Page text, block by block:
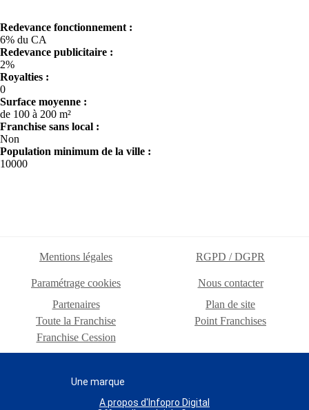
Redevance fonctionnement :
6% du CA
Redevance publicitaire :
2%
Royalties :
0
Surface moyenne :
de 100 à 200 m²
Franchise sans local :
Non
Population minimum de la ville :
10000
Mentions légales RGPD / DGPR
Paramétrage cookies
Nous contacter
Partenaires
Plan de site
Toute la Franchise
Point Franchises
Franchise Cession
Une marque
A propos d'Infopro Digital